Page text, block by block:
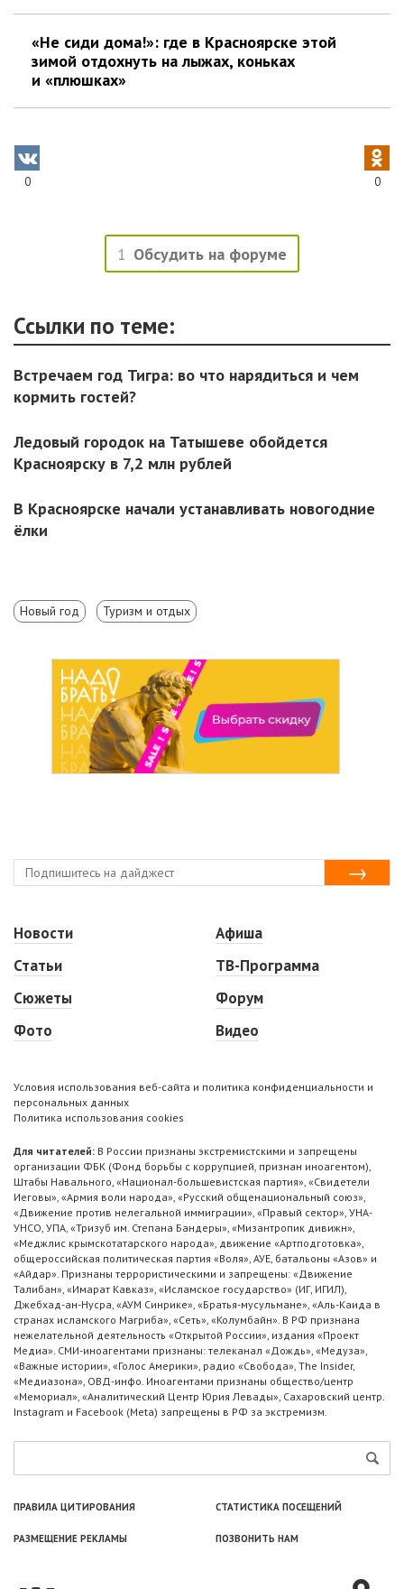
«Не сиди дома!»: где в Красноярске этой
зимой отдохнуть на лыжах, коньках
и «плюшках»
0 0
1 Обсудить на форуме
Ссылки по теме:
Встречаем год Тигра: во что нарядиться и чем
кормить гостей?
Ледовый городок на Татышеве обойдется
Красноярску в 7,2 млн рублей
В Красноярске начали устанавливать новогодние
ёлки
Новый год Туризм и отдых
Новости
Статьи
Сюжеты
Фото
Афиша
ТВ-Программа
Форум
Видео
Условия использования веб-сайта и политика конфиденциальности и
персональных данных
Политика использования cookies
Для читателей: В России признаны экстремистскими и запрещены
организации ФБК (Фонд борьбы с коррупцией, признан иноагентом),
Штабы Навального, «Национал-большевистская партия», «Свидетели
Иеговы», «Армия воли народа», «Русский общенациональный союз»,
«Движение против нелегальной иммиграции», «Правый сектор», УНА-
УНСО, УПА, «Тризуб им. Степана Бандеры», «Мизантропик дивижн»,
«Меджлис крымскотатарского народа», движение «Артподготовка»,
общероссийская политическая партия «Воля», АУЕ, батальоны «Азов» и
«Айдар». Признаны террористическими и запрещены: «Движение
Талибан», «Имарат Кавказ», «Исламское государство» (ИГ, ИГИЛ),
Джебхад-ан-Нусра, «АУМ Синрике», «Братья-мусульмане», «Аль-Каида в
странах исламского Магриба», «Сеть», «Колумбайн». В РФ признана
нежелательной деятельность «Открытой России», издания «Проект
Медиа». СМИ-иноагентами признаны: телеканал «Дождь», «Медуза»,
«Важные истории», «Голос Америки», радио «Свобода», The Insider,
«Медиазона», ОВД-инфо. Иноагентами признаны общество/центр
«Мемориал», «Аналитический Центр Юрия Левады», Сахаровский центр.
Instagram и Facebook (Metа) запрещены в РФ за экстремизм.
ПРАВИЛА ЦИТИРОВАНИЯ СТАТИСТИКА ПОСЕЩЕНИЙ
РАЗМЕЩЕНИЕ РЕКЛАМЫ ПОЗВОНИТЬ НАМ